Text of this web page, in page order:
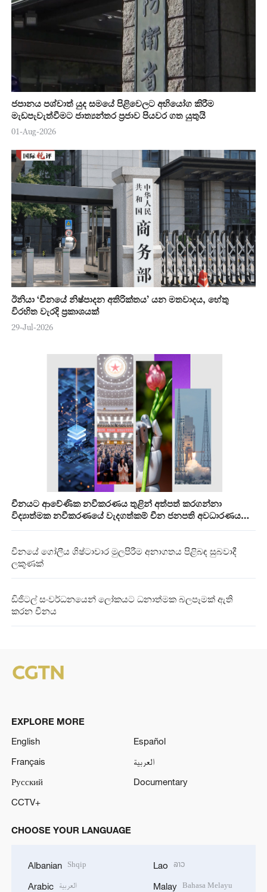
ජපානය පශ්චාත් යුද සමයේ පිළිවෙලට අභියෝග කිරීම
මැඩපැවැත්වීමට ජාත්‍යන්තර ප්‍රජාව පියවර ගත යුතුයි
01-Aug-2026
ඊනියා ‘චීනයේ නිෂ්පාදන අතිරික්තය’ යන මතවාදය, හේතු
විරහිත වැරදි ප්‍රකාශයක්
29-Jul-2026
චීනයට ආවේණික නවීකරණය තුළින් අත්පත් කරගන්නා
විද්‍යාත්මක නවීකරණයේ වැදගත්කම් චීන ජනපති අවධාරණය
චීනයේ ගෝලීය ශිෂ්ටාචාර මුලපිරීම අනාගතය පිළිබඳ සුබවාදී
ලකුණක්
ඩිජිටල් සංවර්ධනයෙන් ලෝකයට ධනාත්මක බලපෑමක් ඇති
කරන චීනය
EXPLORE MORE
English
Español
Français
العربية
Русский
Documentary
CCTV+
CHOOSE YOUR LANGUAGE
Albanian Shqip
Arabic العربية
Lao ລາວ
Malay Bahasa Melayu